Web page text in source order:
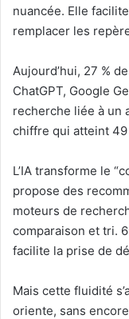
nuancée. Elle
remplacer les
Aujourd’hui, 27 %
ChatGPT, Google
recherche liée à un
chiffre qui atteint 49
L’IA transforme le
propose des
moteurs de
comparaison et tri.
facilite la prise de
Mais cette fluidité
oriente, sans